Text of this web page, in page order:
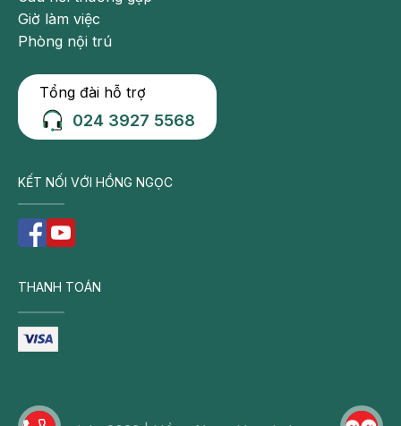
Khi nuôi con bú, nếu phát hiện bị nấm núm vú mẹ cần
Đối với mẹ:
- Trong quá trình mang thai, nếu phát hiện bị nhiễmnấm
Giờ làm việc
Phòng nội trú
Tổng đài hỗ trợ
024 3927 5568
KẾT NỐI VỚI HỒNG NGỌC
THANH TOÁN